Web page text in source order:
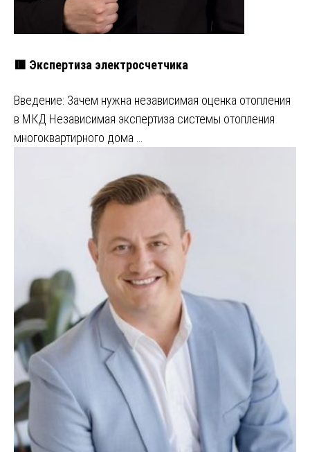
🟥 Экспертиза электросчетчика
Введение: Зачем нужна независимая оценка отопления
в МКД Независимая экспертиза системы отопления
многоквартирного дома …